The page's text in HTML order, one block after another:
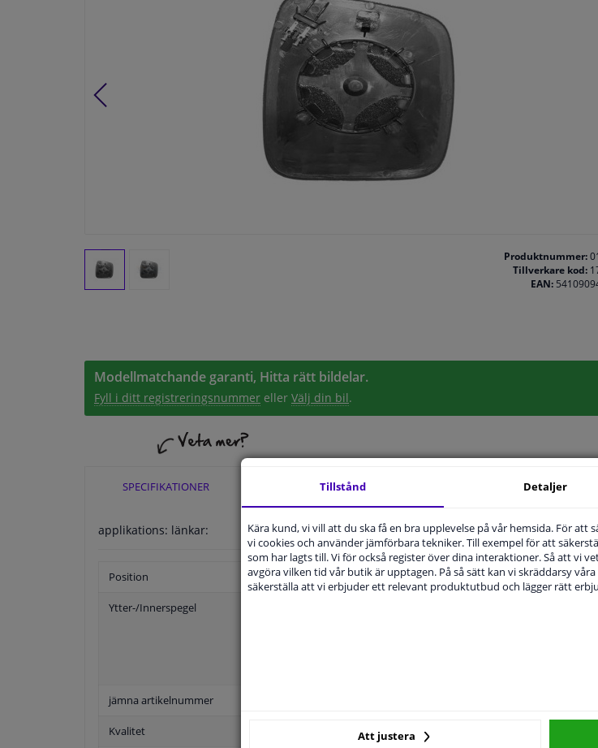
Produktnummer:
Tillverkare kod:
EAN:
Modellmatchande garanti, Hitta rätt bildelar.
Fyll i ditt registreringsnummer eller Välj din bil.
SPECIFIKATIONER TILLÄMPLIGHET ORIGINALNUMMER
applikations: länkar:
Position Vänster,
Ytter-/Innerspegel
jämna artikelnummer
Kvalitet
Tillstånd Detaljer
Kära kund, vi vill att du ska få en bra upplevelse på vår hemsida. För
vi cookies och använder jämförbara tekniker. Till exempel för att
som har lagts till. Vi för också register över dina interaktioner. Så att vi
avgöra vilken tid vår butik är upptagen. På så sätt kan vi skräddarsy
säkerställa att vi erbjuder ett relevant produktutbud och lägger rätt
Att justera